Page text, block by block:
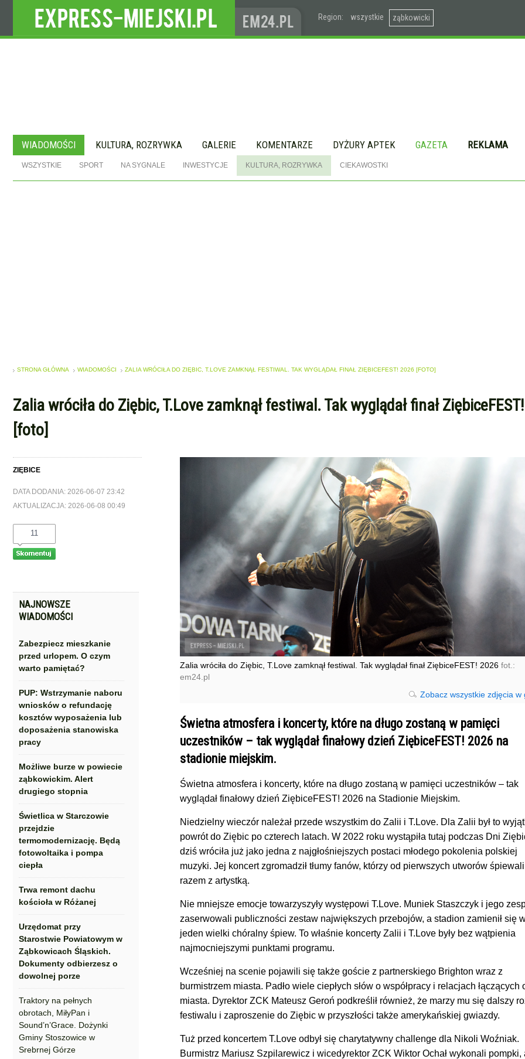
Region: wszystkie ząbkowicki
WIADOMOŚCI KULTURA, ROZRYWKA GALERIE KOMENTARZE DYŻURY APTEK GAZETA REKLAMA
WSZYSTKIE SPORT NA SYGNALE INWESTYCJE KULTURA, ROZRYWKA CIEKAWOSTKI
STRONA GŁÓWNA WIADOMOŚCI ZALIA WRÓCIŁA DO ZIĘBIC, T.LOVE ZAMKNĄŁ FESTIWAL. TAK WYGLĄDAŁ FINAŁ ZIĘBICEFEST! 2026 [FOTO]
Zalia wróciła do Ziębic, T.Love zamknął festiwal. Tak wyglądał finał
[foto]
ZIĘBICE
DATA DODANIA: 2026-06-07 23:42
AKTUALIZACJA: 2026-06-08 00:49
11
NAJNOWSZE
WIADOMOŚCI
Zabezpiecz mieszkanie
przed urlopem. O czym
warto pamiętać?
PUP: Wstrzymanie naboru
wniosków o refundację
kosztów wyposażenia lub
doposażenia stanowiska
pracy
Możliwe burze w powiecie
ząbkowickim. Alert
drugiego stopnia
Świetlica w Starczowie
przejdzie
termomodernizację. Będą
fotowoltaika i pompa
ciepła
Trwa remont dachu
kościoła w Różanej
Urzędomat przy
Starostwie Powiatowym w
Ząbkowicach Śląskich.
Dokumenty odbierzesz o
dowolnej porze
Traktory na pełnych
obrotach, MiłyPan i
Sound’n’Grace. Dożynki
Gminy Stoszowice w
Srebrnej Górze
Zalia wróciła do Ziębic, T.Love zamknął festiwal. Tak wyglądał finał ZiębiceFEST! 2026 fot.:
em24.pl
Zobacz wszystkie zdjęcia w
Świetna atmosfera i koncerty, które na długo zostaną w pamięci
uczestników – tak wyglądał finałowy dzień ZiębiceFEST! 2026 na
stadionie miejskim.
Świetna atmosfera i koncerty, które na długo zostaną w pamięci uczestników – tak
wyglądał finałowy dzień ZiębiceFEST! 2026 na Stadionie Miejskim.
Niedzielny wieczór należał przede wszystkim do Zalii i T.Love. Dla Zalii był to
powrót do Ziębic po czterech latach. W 2022 roku wystąpiła tutaj podczas Dni
dziś wróciła już jako jedna z najgłośniejszych postaci młodego pokolenia polskiej
muzyki. Jej koncert zgromadził tłumy fanów, którzy od pierwszych utworów śpiewali
razem z artystką.
Nie mniejsze emocje towarzyszyły występowi T.Love. Muniek Staszczyk i jego
zaserwowali publiczności zestaw największych przebojów, a stadion zamienił się
jeden wielki chóralny śpiew. To właśnie koncerty Zalii i T.Love były bez wątpienia
najmocniejszymi punktami programu.
Wcześniej na scenie pojawili się także goście z partnerskiego Brighton wraz z
burmistrzem miasta. Padło wiele ciepłych słów o współpracy i relacjach łączących
miasta. Dyrektor ZCK Mateusz Geroń podkreślił również, że marzy mu się dalszy
festiwalu i zaproszenie do Ziębic w przyszłości także amerykańskiej gwiazdy.
Tuż przed koncertem T.Love odbył się charytatywny challenge dla Nikoli Woźniak.
Burmistrz Mariusz Szpilarewicz i wicedyrektor ZCK Wiktor Ochał wykonali pompki,